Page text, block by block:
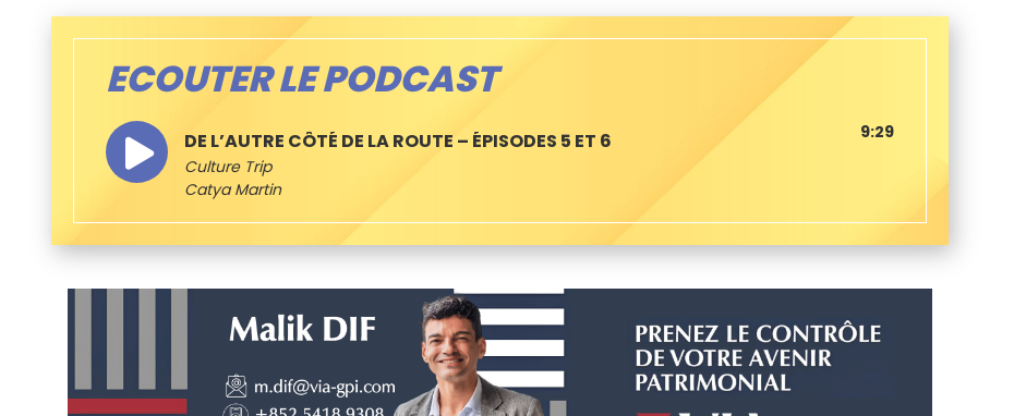
ECOUTER LE PODCAST
DE L’AUTRE CÔTÉ DE LA ROUTE – ÉPISODES 5 ET 6
Culture Trip
Catya Martin
9:29